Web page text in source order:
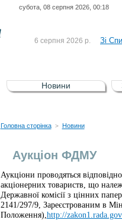
субота, 08 серпня 2026, 00:18
6 серпня 2026 р. Зі
5 серпня 2026 р.
Зі
UA4000232607)
4 серпня 2026 р.
Новини
Головна сторінка > Новини
Аукціон ФДМУ
Аукціони проводяться
акціонерних товариств, що
Державної комісії з цінних
2141/297/9, Зареєстрованим в
Положення), http://